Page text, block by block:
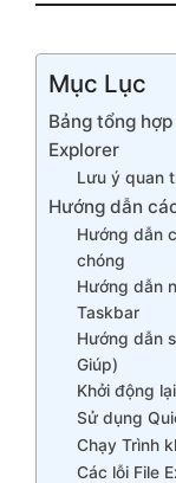
Mục Lục
Bảng tổng
Explorer
Lưu ý quan
Hướng dẫn
Hướng dẫn
chóng
Hướng dẫn
Taskbar
Hướng dẫn
Giúp)
Khởi động
Sử dụng
Chạy Trình
Các lỗi File